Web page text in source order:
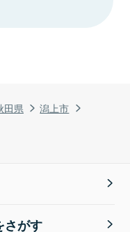
田県
潟上市
さがす